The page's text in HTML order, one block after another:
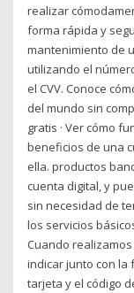
realizar
forma rápida y
mantenimiento de
utilizando el
el CVV. Conoce
del mundo sin
gratis · Ver cómo
beneficios de una
ella. productos
cuenta digital, y
sin necesidad de
los servicios
Cuando
indicar junto con la
tarjeta y el código